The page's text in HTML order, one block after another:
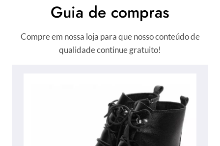
Guia de compras
Compre em nossa loja para que nosso conteúdo de
qualidade continue gratuito!